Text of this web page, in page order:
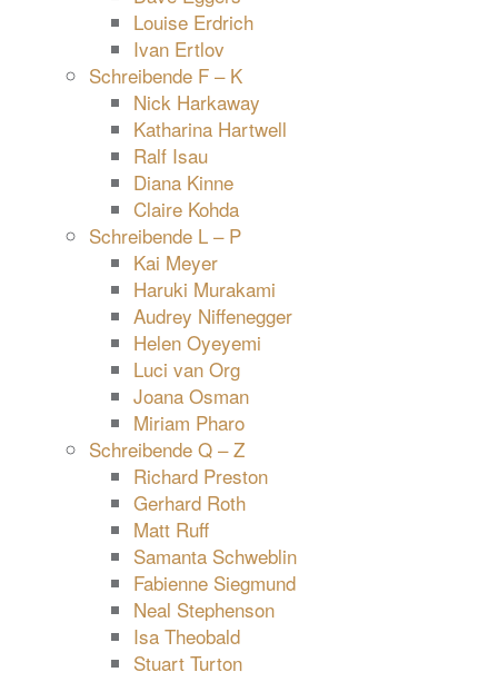
Louise Erdrich
Ivan Ertlov
Schreibende F – K
Nick Harkaway
Katharina Hartwell
Ralf Isau
Diana Kinne
Claire Kohda
Schreibende L – P
Kai Meyer
Haruki Murakami
Audrey Niffenegger
Helen Oyeyemi
Luci van Org
Joana Osman
Miriam Pharo
Schreibende Q – Z
Richard Preston
Gerhard Roth
Matt Ruff
Samanta Schweblin
Fabienne Siegmund
Neal Stephenson
Isa Theobald
Stuart Turton